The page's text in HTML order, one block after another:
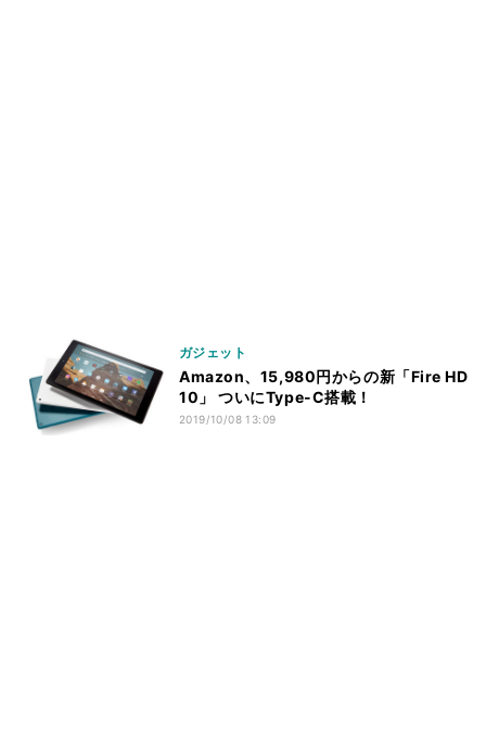
ガジェット
Amazon、15,980円からの新「Fire HD
10」 ついにType-C搭載！
2019/10/08 13:09